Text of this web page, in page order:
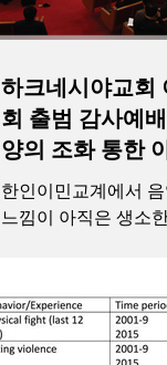
하크네시야교회
회 출범 감사예배 성료 -
양의 조화 통한
최선 다할 터"
한인이민교계에서
느낌이 아직은 생소
이다윗 목사를 본 교
하고 말씀과 찬양이